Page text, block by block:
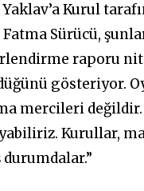
Kurul
Sürücü,
raporu
gösteriyor.
mercileri değildir.
Kurullar,